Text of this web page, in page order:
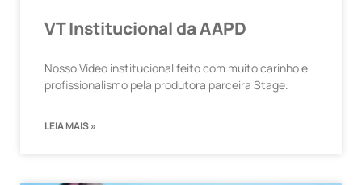
VT Institucional da AAPD
Nosso Vídeo institucional feito com muito carinho e
profissionalismo pela produtora parceira Stage.
LEIA MAIS »